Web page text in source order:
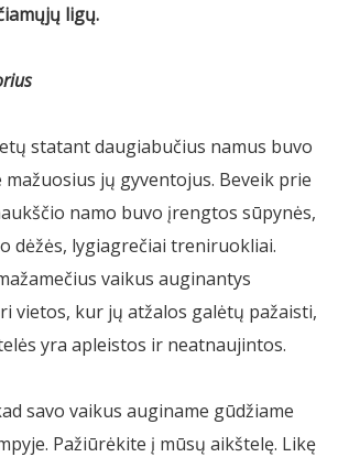
ligų.
statant daugiabučius namus buvo
jų gyventojus. Beveik prie
namo buvo įrengtos sūpynės,
dėžės, lygiagrečiai treniruokliai.
vaikus auginantys
vietos, kur jų atžalos galėtų pažaisti,
yra apleistos ir neatnaujintos.
savo vaikus auginame gūdžiame
Pažiūrėkite į mūsų aikštelę. Likę